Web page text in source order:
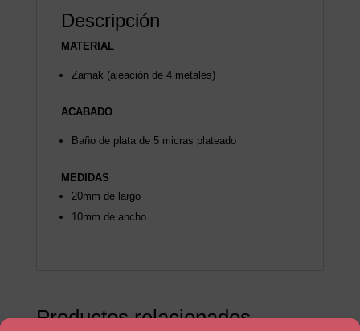
Descripción
MATERIAL
Zamak (aleación de 4 metales)
ACABADO
Baño de plata de 5 micras plateado
MEDIDAS
20mm de largo
10mm de ancho
Productos relacionados